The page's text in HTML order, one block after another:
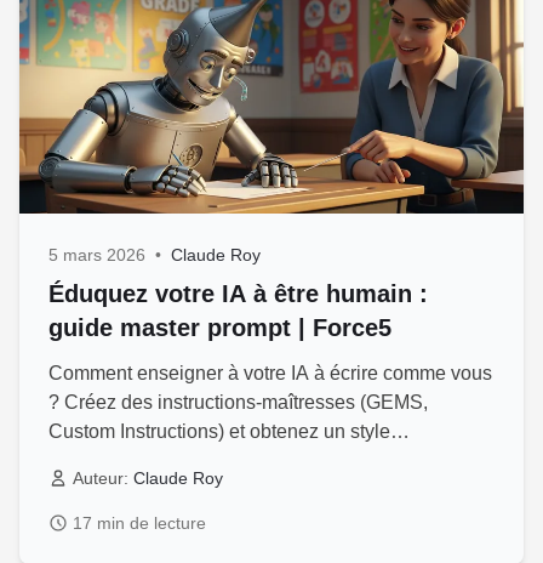
5 mars 2026 • Claude Roy
Éduquez votre IA à être humain :
guide master prompt | Force5
Comment enseigner à votre IA à écrire comme vous
? Créez des instructions-maîtresses (GEMS,
Custom Instructions) et obtenez un style
Auteur: Claude Roy
17 min de lecture